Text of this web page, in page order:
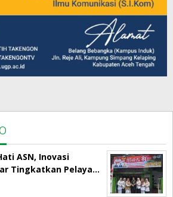
ASN, Inovasi
Tingkatkan Pelaya…